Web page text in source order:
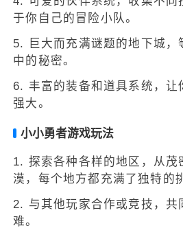
于你自己的冒险小队。
5. 巨大而充满谜题的地下城，
中的秘密。
6. 丰富的装备和道具系统，让
强大。
小小勇者游戏玩法
1. 探索各种各样的地区，从茂
漠，每个地方都充满了独特的
2. 与其他玩家合作或竞技，共
难。